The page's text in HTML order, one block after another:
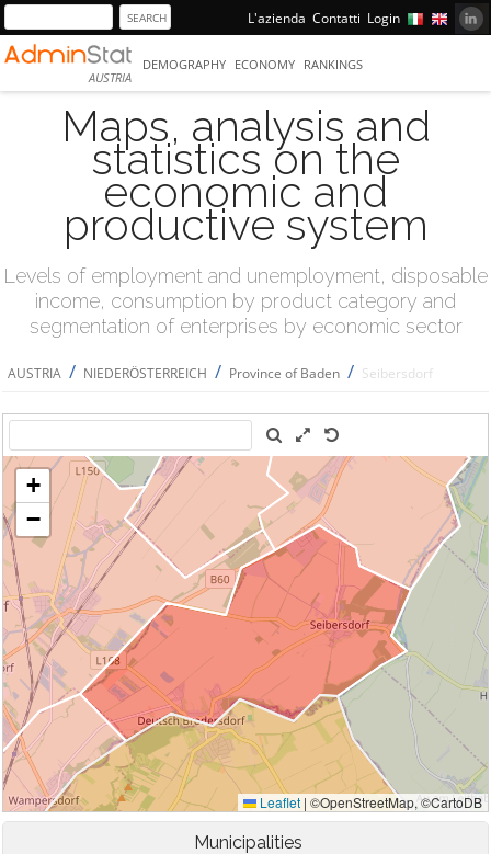
L'azienda Contatti Login
AUSTRIA
DEMOGRAPHY ECONOMY RANKINGS
Maps, analysis and
statistics on the
economic and
productive system
Levels of employment and unemployment, disposable
income, consumption by product category and
segmentation of enterprises by economic sector
AUSTRIA / NIEDERÖSTERREICH / Province of Baden / Seibersdorf
Municipalities